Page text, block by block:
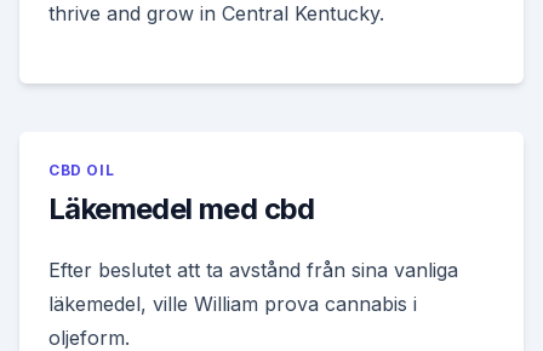
thrive and grow in Central Kentucky.
CBD OIL
Läkemedel med cbd
Efter beslutet att ta avstånd från sina vanliga
läkemedel, ville William prova cannabis i
oljeform.